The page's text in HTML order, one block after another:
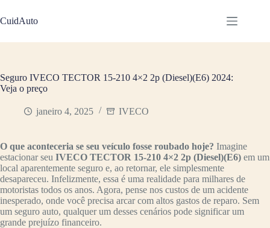
para
o
CuidAuto
Seguro IVECO TECTOR 15-210 4×2 2p (Diesel)(E6) 2024:
Veja o preço
janeiro 4, 2025 IVECO
O que aconteceria se seu veículo fosse roubado hoje? Imagine
estacionar seu IVECO TECTOR 15-210 4×2 2p (Diesel)(E6) em um
local aparentemente seguro e, ao retornar, ele simplesmente
desapareceu. Infelizmente, essa é uma realidade para milhares de
motoristas todos os anos. Agora, pense nos custos de um acidente
inesperado, onde você precisa arcar com altos gastos de reparo. Sem
um seguro auto, qualquer um desses cenários pode significar um
grande prejuízo financeiro.